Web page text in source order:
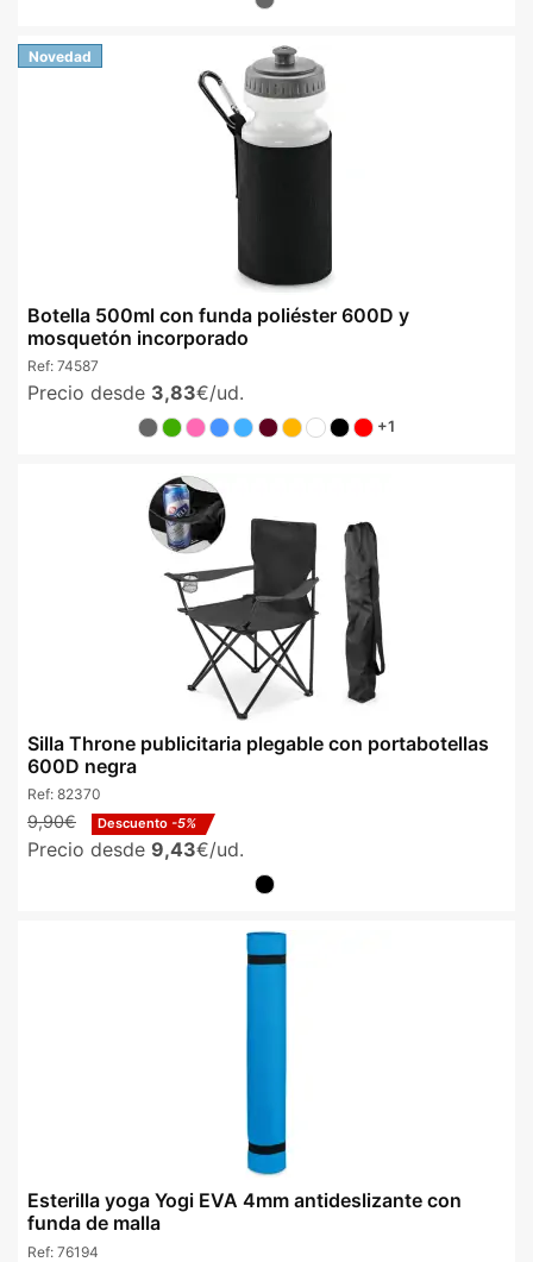
Novedad
Botella 500ml con funda poliéster 600D y
mosquetón incorporado
Ref: 74587
Precio desde 3,83€/ud.
+1
Silla Throne publicitaria plegable con portabotellas
600D negra
Ref: 82370
9,90€ Descuento -5%
Precio desde 9,43€/ud.
Esterilla yoga Yogi EVA 4mm antideslizante con
funda de malla
Ref: 76194